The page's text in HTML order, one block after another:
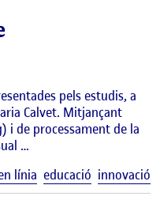
pels estudis, a
Calvet. Mitjançant
i de processament de la
…
línia educació innovació